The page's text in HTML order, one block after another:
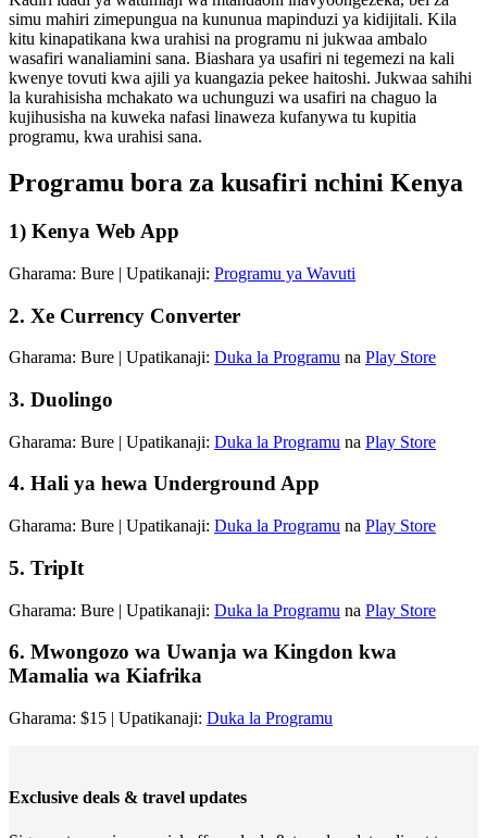
simu mahiri zimepungua na kununua mapinduzi ya kidijitali. Kila
kitu kinapatikana kwa urahisi na programu ni jukwaa ambalo
wasafiri wanaliamini sana. Biashara ya usafiri ni tegemezi na kali
kwenye tovuti kwa ajili ya kuangazia pekee haitoshi. Jukwaa sahihi
la kurahisisha mchakato wa uchunguzi wa usafiri na chaguo la
kujihusisha na kuweka nafasi linaweza kufanywa tu kupitia
programu, kwa urahisi sana.
Programu bora za kusafiri nchini Kenya
1) Kenya Web App
Gharama: Bure | Upatikanaji: Programu ya Wavuti
2. Xe Currency Converter
Gharama: Bure | Upatikanaji: Duka la Programu na Play Store
3. Duolingo
Gharama: Bure | Upatikanaji: Duka la Programu na Play Store
4. Hali ya hewa Underground App
Gharama: Bure | Upatikanaji: Duka la Programu na Play Store
5. TripIt
Gharama: Bure | Upatikanaji: Duka la Programu na Play Store
6. Mwongozo wa Uwanja wa Kingdon kwa
Mamalia wa Kiafrika
Gharama: $15 | Upatikanaji: Duka la Programu
Exclusive deals & travel updates